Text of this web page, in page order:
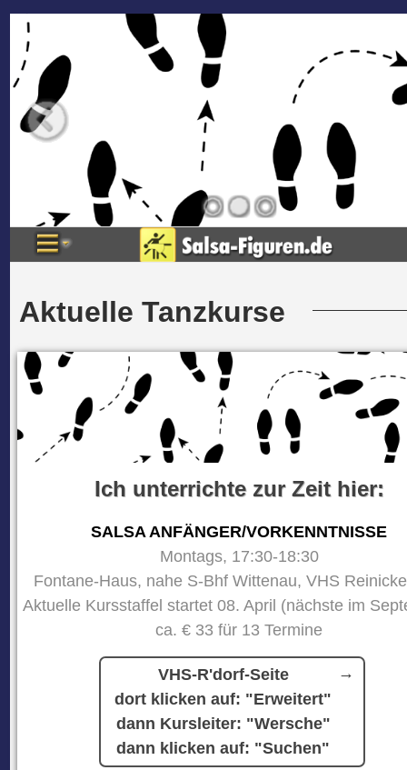
Aktuelle Tanzkurse
Ich unterrichte zur Zeit hier:
SALSA ANFÄNGER/VORKENNTNISSE
Montags, 17:30-18:30
Fontane-Haus, nahe S-Bhf Wittenau, VHS
Aktuelle Kursstaffel startet 08. April (nächste im
ca. € 33 für 13 Termine
VHS-R'dorf-Seite
dort klicken auf: "Erweitert"
dann Kursleiter: "Wersche"
dann klicken auf: "Suchen"